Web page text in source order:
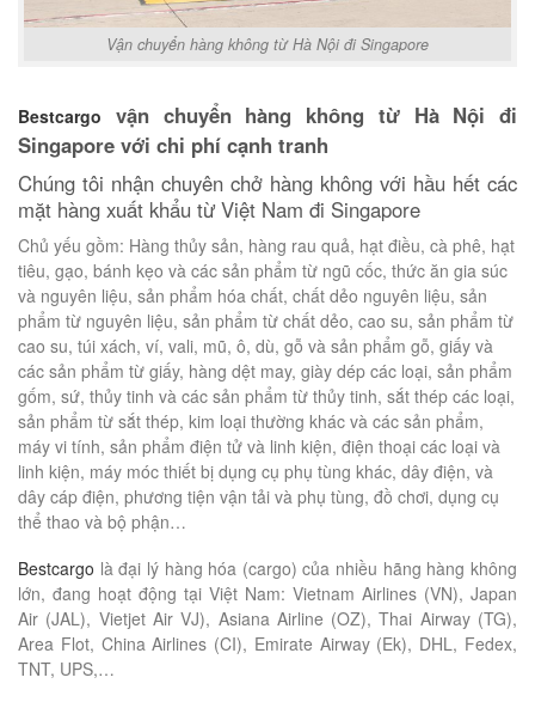
Vận chuyển hàng không từ Hà Nội đi Singapore
Bestcargo
vận chuyển hàng không từ Hà Nội đi
Singapore với chi phí cạnh tranh
Chúng tôi nhận chuyên chở hàng không với hầu hết các
mặt hàng xuất khẩu từ Việt Nam đi Singapore
Chủ yếu gồm: Hàng thủy sản, hàng rau quả, hạt điều, cà phê, hạt
tiêu, gạo, bánh kẹo và các sản phẩm từ ngũ cốc, thức ăn gia súc
và nguyên liệu, sản phẩm hóa chất, chất dẻo nguyên liệu, sản
phẩm từ nguyên liệu, sản phẩm từ chất dẻo, cao su, sản phẩm từ
cao su, túi xách, ví, vali, mũ, ô, dù, gỗ và sản phẩm gỗ, giấy và
các sản phẩm từ giấy, hàng dệt may, giày dép các loại, sản phẩm
gốm, sứ, thủy tinh và các sản phẩm từ thủy tinh, sắt thép các loại,
sản phẩm từ sắt thép, kim loại thường khác và các sản phẩm,
máy vi tính, sản phẩm điện tử và linh kiện, điện thoại các loại và
linh kiện, máy móc thiết bị dụng cụ phụ tùng khác, dây điện, và
dây cáp điện, phương tiện vận tải và phụ tùng, đồ chơi, dụng cụ
thể thao và bộ phận…
Bestcargo là đại lý hàng hóa (cargo) của nhiều hãng hàng không
lớn, đang hoạt động tại Việt Nam: Vietnam Airlines (VN), Japan
Air (JAL), Vietjet Air VJ), Asiana Airline (OZ), Thai Airway (TG),
Area Flot, China Airlines (CI), Emirate Airway (Ek), DHL, Fedex,
TNT, UPS,…